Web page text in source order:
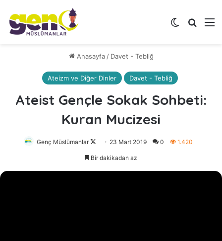
Dış
Anasayfa / Davet - Tebliğ
Ateizm ve Diğer Dinler Davet - Tebliğ
Ateist Gençle Sokak Sohbeti:
Kuran Mucizesi
Genç Müslümanlar
Follow
on
23 Mart 2019 0 1.420
Bir dakikadan az